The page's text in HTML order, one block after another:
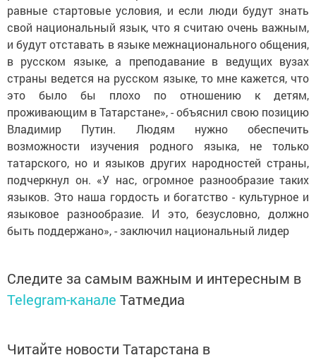
равные стартовые условия, и если люди будут знать
свой национальный язык, что я считаю очень важным,
и будут отставать в языке межнационального общения,
в русском языке, а преподавание в ведущих вузах
страны ведется на русском языке, то мне кажется, что
это было бы плохо по отношению к детям,
проживающим в Татарстане», - объяснил свою позицию
Владимир Путин. Людям нужно обеспечить
возможности изучения родного языка, не только
татарского, но и языков других народностей страны,
подчеркнул он. «У нас, огромное разнообразие таких
языков. Это наша гордость и богатство - культурное и
языковое разнообразие. И это, безусловно, должно
быть поддержано», - заключил национальный лидер
Следите за самым важным и интересным в
Telegram-канале Татмедиа
Читайте новости Татарстана в